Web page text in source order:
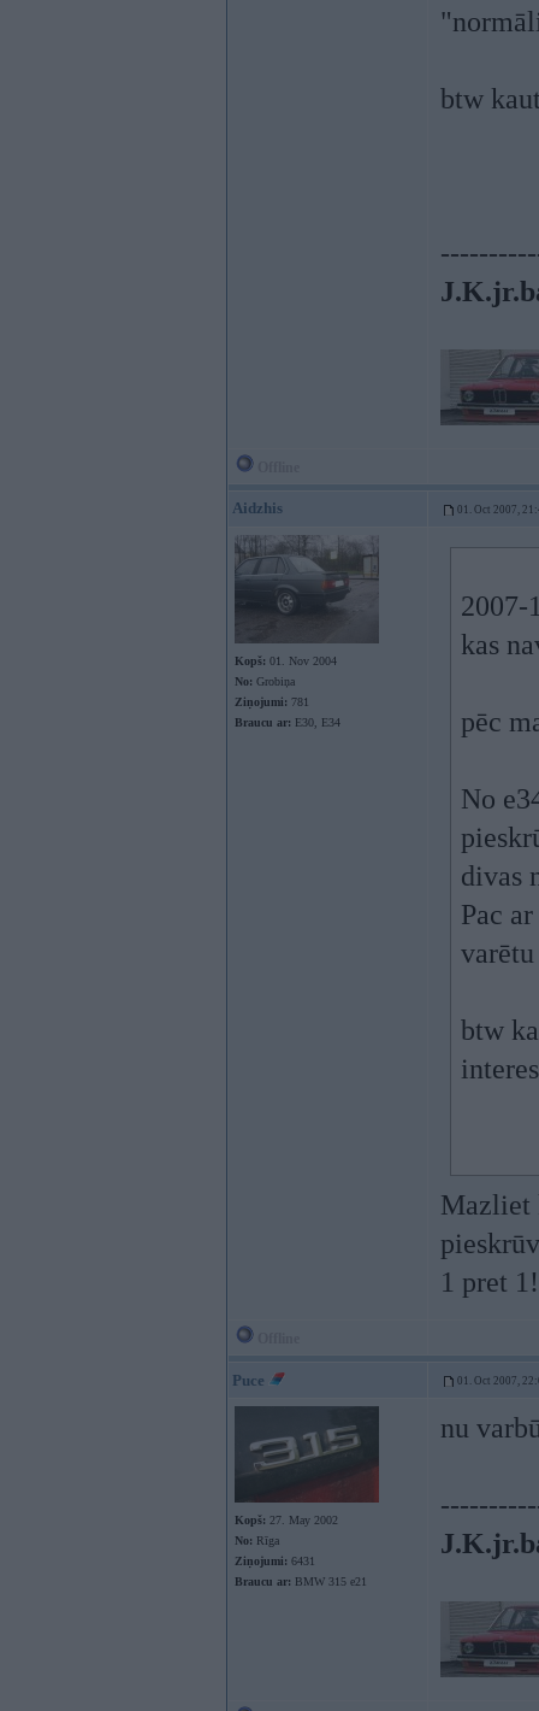
btw
Aidzhis 01. Oct 2007,
Kopš: 01. Nov 2004
No: Grobiņa
Ziņojumi: 781
Braucu ar: E30, E34
2007-
kas
pēc
No
divas
Pac
btw
Mazliet
1 pret 1!
Puce 01. Oct 2007,
Kopš: 27. May 2002
No: Rīga
Ziņojumi: 6431
Braucu ar: BMW 315 e21
nu